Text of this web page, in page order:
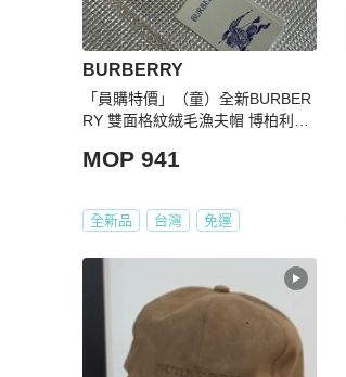
BURBERRY
「員購特價」（童）全新BURBER
RY 雙面格紋絨毛漁夫帽 博柏利可
MOP 941
全新品 台灣 免運